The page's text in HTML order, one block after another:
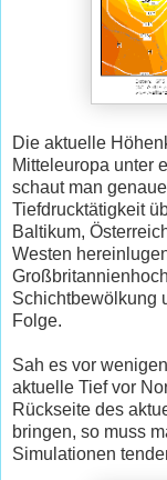
Die aktuelle
Mitteleuropa unter
schaut man
Tiefdrucktätigkeit
Baltikum,
Westen
Schichtbewölkung
Folge.
Sah es vor
aktuelle Tief vor
Rückseite des
bringen, so muss
Simulationen